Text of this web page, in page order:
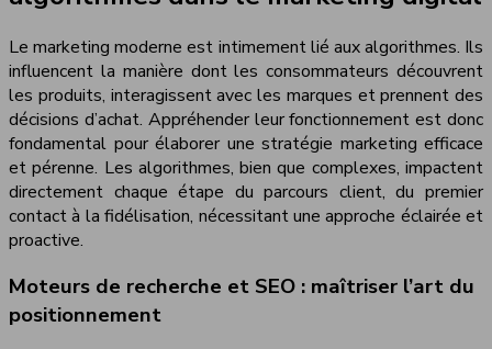
Le marketing moderne est intimement lié aux algorithmes. Ils
influencent la manière dont les consommateurs découvrent
les produits, interagissent avec les marques et prennent des
décisions d’achat. Appréhender leur fonctionnement est donc
fondamental pour élaborer une stratégie marketing efficace
et pérenne. Les algorithmes, bien que complexes, impactent
directement chaque étape du parcours client, du premier
contact à la fidélisation, nécessitant une approche éclairée et
proactive.
Moteurs de recherche et SEO : maîtriser l’art du
positionnement